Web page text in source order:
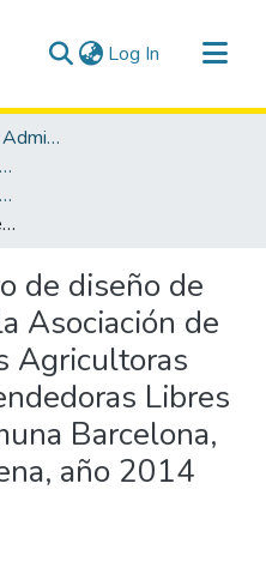
Log In (current)
Facultad de Ciencias Administrativas
Carrera de Desarrollo Empresarial
Tesis de Desarrollo Empresarial
Creación del centro de diseño de paja toquilla para la Asociación de Mujeres Artesanas Agricultoras Productivas Emprendedoras Libres -Mapel-, de la comuna Barcelona, provincia Santa Elena, año 2014
de diseño de
Asociación de
Agricultoras
Libres
Barcelona,
año 2014